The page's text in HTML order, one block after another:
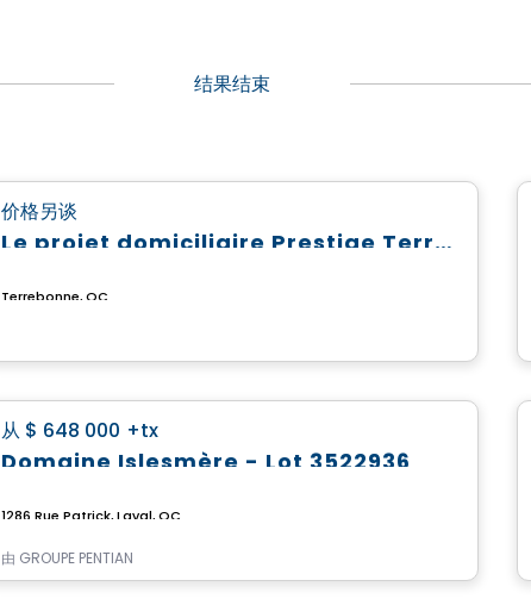
结果结束
价格另谈
Le projet domiciliaire Prestige Terrebonne
Terrebonne, QC
土地
从 $ 648 000 +tx
Domaine Islesmère - Lot 3522936
1286 Rue Patrick, Laval, QC
由 GROUPE PENTIAN
土地